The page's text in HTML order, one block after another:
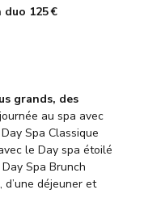
duo 125€
grands, des
au spa avec
Spa Classique
le Day spa étoilé
Spa Brunch
d’une déjeuner et